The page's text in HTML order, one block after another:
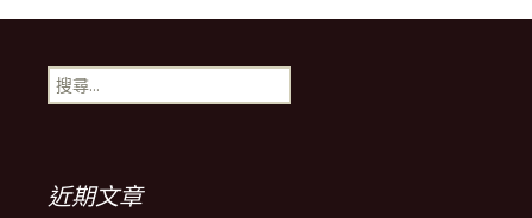
導
航
列
搜
尋
近期文章